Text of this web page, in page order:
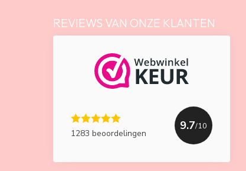
REVIEWS VAN ONZE KLANTEN
1283 beoordelingen
9.7/10